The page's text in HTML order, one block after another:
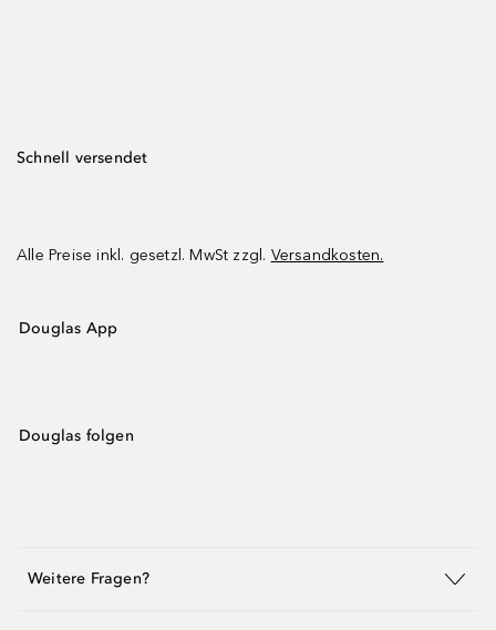
Schnell versendet
Alle Preise inkl. gesetzl. MwSt zzgl. Versandkosten.
Douglas App
Douglas folgen
Weitere Fragen?